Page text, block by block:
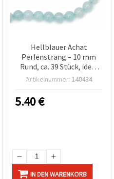
Hellblauer Achat
Perlenstrang – 10 mm
Rund, ca. 39 Stück, ideal
für frische und stilvolle
DIY-Bastelprojekte
Artikelnummer: 140434
5.40€
IN DEN WARENKORB